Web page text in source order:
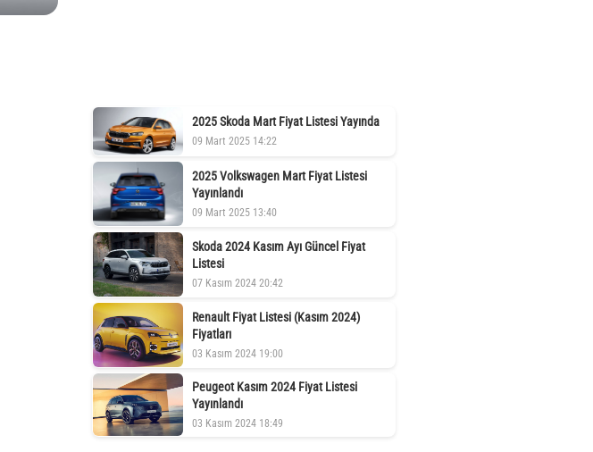
2025 Skoda Mart Fiyat Listesi Yayında
09 Mart 2025 14:22
2025 Volkswagen Mart Fiyat Listesi
Yayınlandı
09 Mart 2025 13:40
Skoda 2024 Kasım Ayı Güncel Fiyat
Listesi
07 Kasım 2024 20:42
Renault Fiyat Listesi (Kasım 2024)
Fiyatları
03 Kasım 2024 19:00
Peugeot Kasım 2024 Fiyat Listesi
Yayınlandı
03 Kasım 2024 18:49